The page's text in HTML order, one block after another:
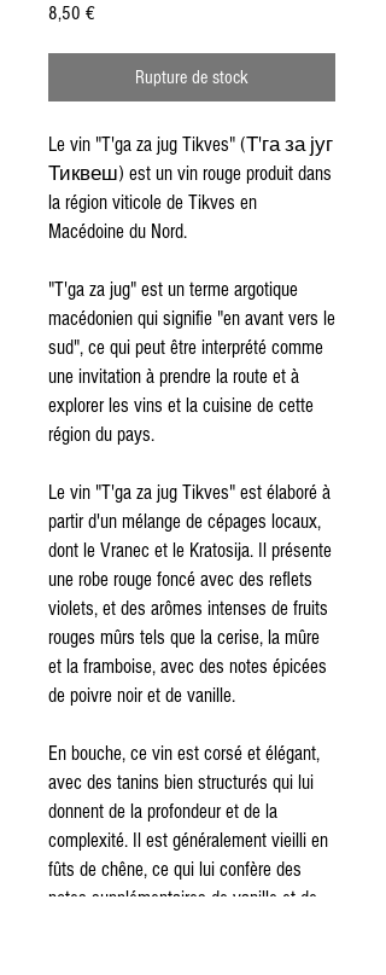
8,50 €Prix
Rupture de stock
Le vin "T'ga za jug Tikves" (Т'га за југ
Тиквеш) est un vin rouge produit dans
la région viticole de Tikves en
Macédoine du Nord.
"T'ga za jug" est un terme argotique
macédonien qui signifie "en avant vers le
sud", ce qui peut être interprété comme
une invitation à prendre la route et à
explorer les vins et la cuisine de cette
région du pays.
Le vin "T'ga za jug Tikves" est élaboré à
partir d'un mélange de cépages locaux,
dont le Vranec et le Kratosija. Il présente
une robe rouge foncé avec des reflets
violets, et des arômes intenses de fruits
rouges mûrs tels que la cerise, la mûre
et la framboise, avec des notes épicées
de poivre noir et de vanille.
En bouche, ce vin est corsé et élégant,
avec des tanins bien structurés qui lui
donnent de la profondeur et de la
complexité. Il est généralement vieilli en
fûts de chêne, ce qui lui confère des
notes supplémentaires de vanille et de